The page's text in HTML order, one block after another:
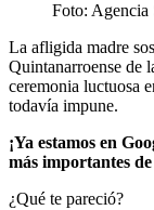
Foto: Agencia
La afligida madre
Quintanarroense de
ceremonia luctuosa
todavía impune.
¡Ya estamos en
más importantes
¿Qué te pareció?